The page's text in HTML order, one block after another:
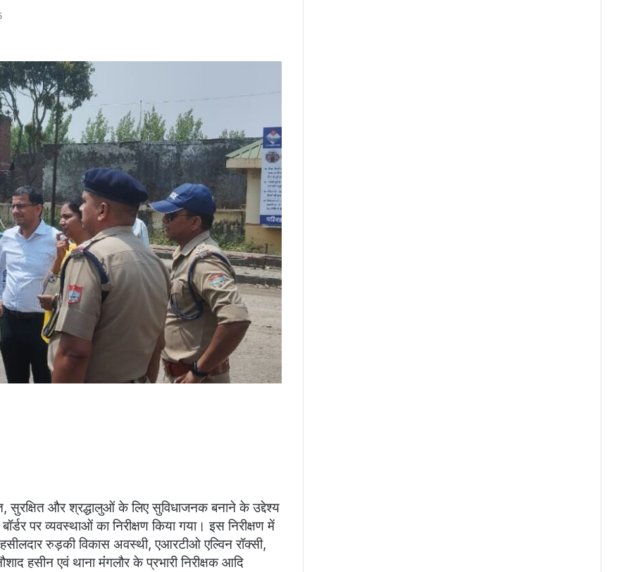
सुरक्षित और श्रद्धालुओं के लिए सुविधाजनक बनाने के उद्देश्य
पर व्यवस्थाओं का निरीक्षण किया गया। इस निरीक्षण में
रुड़की विकास अवस्थी, एआरटीओ एल्विन रॉक्सी,
हसीन एवं थाना मंंगलौर के प्रभारी निरीक्षक आदि